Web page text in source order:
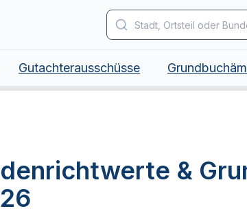
Gutachterausschüsse
&